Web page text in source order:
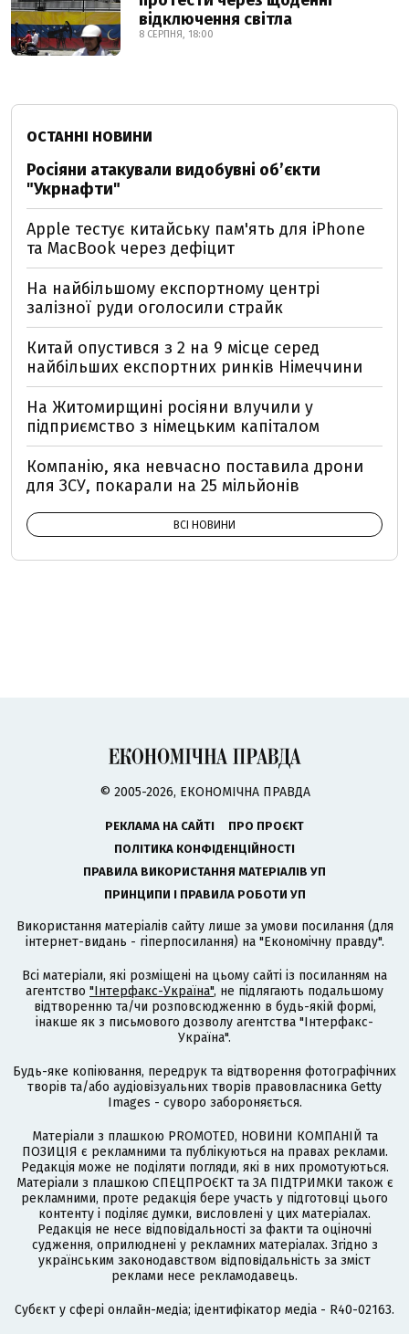
відключення світла
8 СЕРПНЯ, 18:00
ОСТАННІ НОВИНИ
Росіяни атакували видобувні обʼєкти
"Укрнафти"
Apple тестує китайську пам'ять для iPhone
та MacBook через дефіцит
На найбільшому експортному центрі
залізної руди оголосили страйк
Китай опустився з 2 на 9 місце серед
найбільших експортних ринків Німеччини
На Житомирщині росіяни влучили у
підприємство з німецьким капіталом
Компанію, яка невчасно поставила дрони
для ЗСУ, покарали на 25 мільйонів
ВСІ НОВИНИ
© 2005-2026, ЕКОНОМІЧНА ПРАВДА
РЕКЛАМА НА САЙТІ
ПРО ПРОЄКТ
ПОЛІТИКА КОНФІДЕНЦІЙНОСТІ
ПРАВИЛА ВИКОРИСТАННЯ МАТЕРІАЛІВ УП
ПРИНЦИПИ І ПРАВИЛА РОБОТИ УП
Використання матеріалів сайту лише за умови посилання (для
інтернет-видань - гіперпосилання) на "Економічну правду".
Всі матеріали, які розміщені на цьому сайті із посиланням на
агентство "Інтерфакс-Україна", не підлягають подальшому
відтворенню та/чи розповсюдженню в будь-якій формі,
інакше як з письмового дозволу агентства "Інтерфакс-
Україна".
Будь-яке копіювання, передрук та відтворення фотографічних
творів та/або аудіовізуальних творів правовласника Getty
Images - суворо забороняється.
Матеріали з плашкою PROMOTED, НОВИНИ КОМПАНІЙ та
ПОЗИЦІЯ є рекламними та публікуються на правах реклами.
Редакція може не поділяти погляди, які в них промотуються.
Матеріали з плашкою СПЕЦПРОЄКТ та ЗА ПІДТРИМКИ також є
рекламними, проте редакція бере участь у підготовці цього
контенту і поділяє думки, висловлені у цих матеріалах.
Редакція не несе відповідальності за факти та оціночні
судження, оприлюднені у рекламних матеріалах. Згідно з
українським законодавством відповідальність за зміст
реклами несе рекламодавець.
Cубєкт у сфері онлайн-медіа; ідентифікатор медіа - R40-02163.